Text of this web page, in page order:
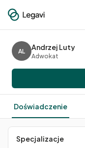
AL Andrzej Luty
Adwokat
Doświadczenie
Specjalizacje